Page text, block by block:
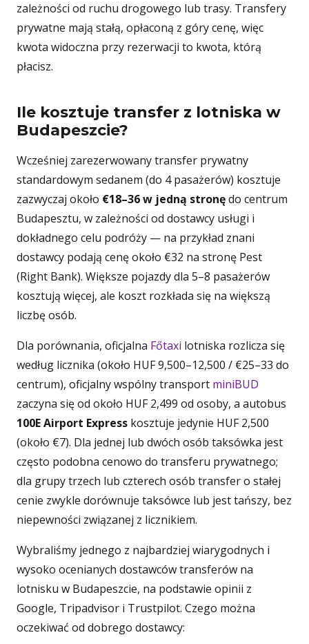
zależności od ruchu drogowego lub trasy. Transfery
prywatne mają stałą, opłaconą z góry cenę, więc
kwota widoczna przy rezerwacji to kwota, którą
płacisz.
Ile kosztuje transfer z lotniska w
Budapeszcie?
Wcześniej zarezerwowany transfer prywatny
standardowym sedanem (do 4 pasażerów) kosztuje
zazwyczaj około €18–36 w jedną stronędo centrum
Budapesztu, w zależności od dostawcy usługi i
dokładnego celu podróży — na przykład znani
dostawcy podają cenę około €32 na stronę Pest
(Right Bank). Większe pojazdy dla 5–8 pasażerów
kosztują więcej, ale koszt rozkłada się na większą
liczbę osób.
Dla porównania, oficjalna Főtaxi lotniska rozlicza się
według licznika (około HUF 9,500–12,500 / €25–33 do
centrum), oficjalny wspólny transport miniBUD
zaczyna się od około HUF 2,499 od osoby, a autobus
100E Airport Express kosztuje jedynie HUF 2,500
(około €7). Dla jednej lub dwóch osób taksówka jest
często podobna cenowo do transferu prywatnego;
dla grupy trzech lub czterech osób transfer o stałej
cenie zwykle dorównuje taksówce lub jest tańszy, bez
niepewności związanej z licznikiem.
Wybraliśmy jednego z najbardziej wiarygodnych i
wysoko ocenianych dostawców transferów na
lotnisku w Budapeszcie, na podstawie opinii z
Google, Tripadvisor i Trustpilot. Czego można
oczekiwać od dobrego dostawcy: